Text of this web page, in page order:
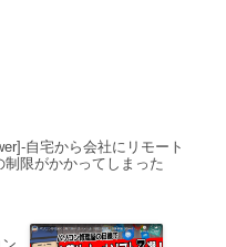
自宅から会社にリモート
制限がかかってしまった